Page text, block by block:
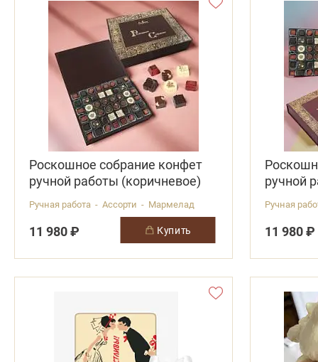
Роскошное собрание конфет
ручной работы (коричневое)
Ручная работа - Ассорти - Мармелад
11 980 ₽ купить
ручной
Ручная
11 980 ₽